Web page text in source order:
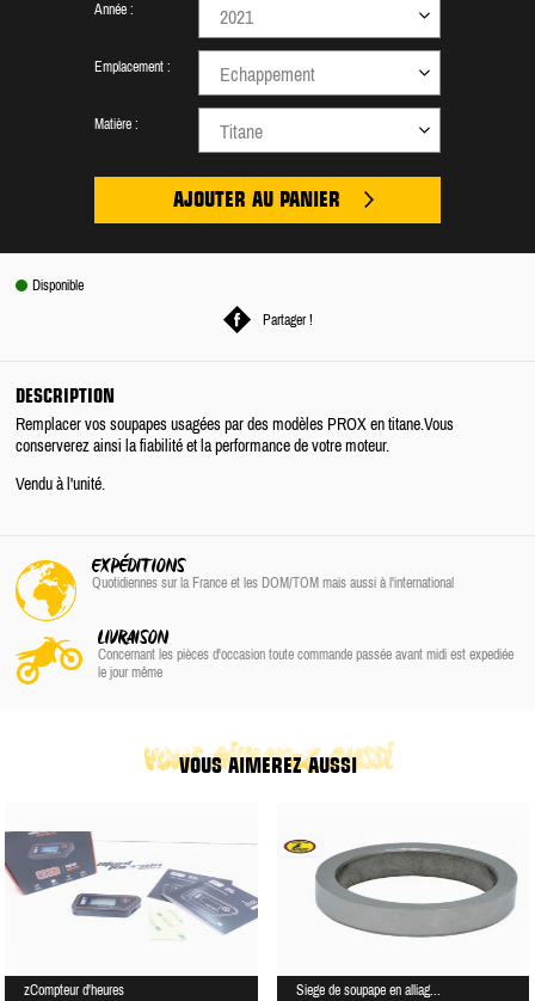
Année : 2021
Emplacement : Echappement
Matière : Titane
AJOUTER AU PANIER
Disponible
Partager !
DESCRIPTION
Remplacer vos soupapes usagées par des modèles PROX en titane.Vous
conserverez ainsi la fiabilité et la performance de votre moteur.
Vendu à l'unité.
EXPÉDITIONS
Quotidiennes sur la Franceet les DOM/TOM mais aussi à l'international
LIVRAISON
Concernant les pièces d'occasion toute commande passée avant midi est expediée
le jour même
VOUS AIMEREZ AUSSI
vous aimerez aussi
zCompteur d'heures Siege de soupape en alliag...